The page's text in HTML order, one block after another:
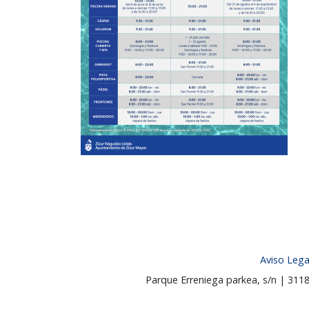
Aviso
Parque Erreniega parkea, s/n |